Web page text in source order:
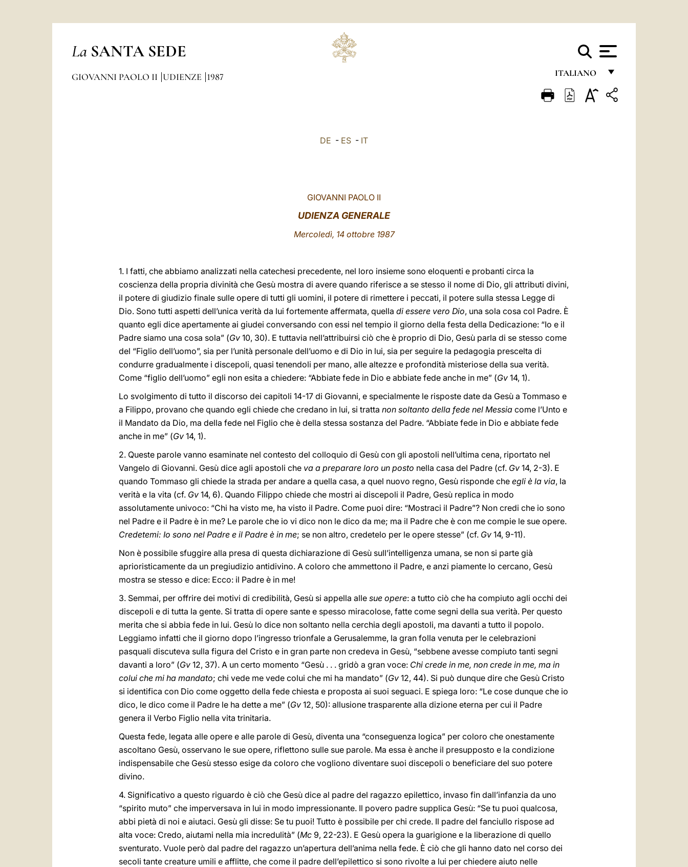
La SANTA SEDE
ITALIANO
FRANÇAIS
GIOVANNI PAOLO II UDIENZE 1987
DE - ES - IT
GIOVANNI PAOLO II
UDIENZA GENERALE
Mercoledì, 14 ottobre 1987
1. I fatti, che abbiamo analizzati nella catechesi precedente, nel loro insieme sono eloquenti e probanti circa la
coscienza della propria divinità che Gesù mostra di avere quando riferisce a se stesso il nome di Dio, gli attributi divini,
il potere di giudizio finale sulle opere di tutti gli uomini, il potere di rimettere i peccati, il potere sulla stessa Legge di
Dio. Sono tutti aspetti dell’unica verità da lui fortemente affermata, quella di essere vero Dio, una sola cosa col Padre. È
quanto egli dice apertamente ai giudei conversando con essi nel tempio il giorno della festa della Dedicazione: “Io e il
Padre siamo una cosa sola” (Gv 10, 30). E tuttavia nell’attribuirsi ciò che è proprio di Dio, Gesù parla di se stesso come
del “Figlio dell’uomo”, sia per l’unità personale dell’uomo e di Dio in lui, sia per seguire la pedagogia prescelta di
condurre gradualmente i discepoli, quasi tenendoli per mano, alle altezze e profondità misteriose della sua verità.
Come “figlio dell’uomo” egli non esita a chiedere: “Abbiate fede in Dio e abbiate fede anche in me” (Gv 14, 1).
Lo svolgimento di tutto il discorso dei capitoli 14-17 di Giovanni, e specialmente le risposte date da Gesù a Tommaso e
a Filippo, provano che quando egli chiede che credano in lui, si tratta non soltanto della fede nel Messia come l’Unto e
il Mandato da Dio, ma della fede nel Figlio che è della stessa sostanza del Padre. “Abbiate fede in Dio e abbiate fede
anche in me” (Gv 14, 1).
2. Queste parole vanno esaminate nel contesto del colloquio di Gesù con gli apostoli nell’ultima cena, riportato nel
Vangelo di Giovanni. Gesù dice agli apostoli che va a preparare loro un posto nella casa del Padre (cf. Gv 14, 2-3). E
quando Tommaso gli chiede la strada per andare a quella casa, a quel nuovo regno, Gesù risponde che egli è la via, la
verità e la vita (cf. Gv 14, 6). Quando Filippo chiede che mostri ai discepoli il Padre, Gesù replica in modo
assolutamente univoco: “Chi ha visto me, ha visto il Padre. Come puoi dire: “Mostraci il Padre”? Non credi che io sono
nel Padre e il Padre è in me? Le parole che io vi dico non le dico da me; ma il Padre che è con me compie le sue opere.
Credetemi: Io sono nel Padre e il Padre è in me; se non altro, credetelo per le opere stesse” (cf. Gv 14, 9-11).
Non è possibile sfuggire alla presa di questa dichiarazione di Gesù sull’intelligenza umana, se non si parte già
aprioristicamente da un pregiudizio antidivino. A coloro che ammettono il Padre, e anzi piamente lo cercano, Gesù
mostra se stesso e dice: Ecco: il Padre è in me!
3. Semmai, per offrire dei motivi di credibilità, Gesù si appella alle sue opere: a tutto ciò che ha compiuto agli occhi dei
discepoli e di tutta la gente. Si tratta di opere sante e spesso miracolose, fatte come segni della sua verità. Per questo
merita che si abbia fede in lui. Gesù lo dice non soltanto nella cerchia degli apostoli, ma davanti a tutto il popolo.
Leggiamo infatti che il giorno dopo l’ingresso trionfale a Gerusalemme, la gran folla venuta per le celebrazioni
pasquali discuteva sulla figura del Cristo e in gran parte non credeva in Gesù, “sebbene avesse compiuto tanti segni
davanti a loro” (Gv 12, 37). A un certo momento “Gesù . . . gridò a gran voce: Chi crede in me, non crede in me, ma in
colui che mi ha mandato; chi vede me vede colui che mi ha mandato” (Gv 12, 44). Si può dunque dire che Gesù Cristo
si identifica con Dio come oggetto della fede chiesta e proposta ai suoi seguaci. E spiega loro: “Le cose dunque che io
dico, le dico come il Padre le ha dette a me” (Gv 12, 50): allusione trasparente alla dizione eterna per cui il Padre
genera il Verbo Figlio nella vita trinitaria.
Questa fede, legata alle opere e alle parole di Gesù, diventa una “conseguenza logica” per coloro che onestamente
ascoltano Gesù, osservano le sue opere, riflettono sulle sue parole. Ma essa è anche il presupposto e la condizione
indispensabile che Gesù stesso esige da coloro che vogliono diventare suoi discepoli o beneficiare del suo potere
divino.
4. Significativo a questo riguardo è ciò che Gesù dice al padre del ragazzo epilettico, invaso fin dall’infanzia da uno
“spirito muto” che imperversava in lui in modo impressionante. Il povero padre supplica Gesù: “Se tu puoi qualcosa,
abbi pietà di noi e aiutaci. Gesù gli disse: Se tu puoi! Tutto è possibile per chi crede. Il padre del fanciullo rispose ad
alta voce: Credo, aiutami nella mia incredulità” (Mc 9, 22-23). E Gesù opera la guarigione e la liberazione di quello
sventurato. Vuole però dal padre del ragazzo un’apertura dell’anima nella fede. È ciò che gli hanno dato nel corso dei
secoli tante creature umili e afflitte, che come il padre dell’epilettico si sono rivolte a lui per chiedere aiuto nelle